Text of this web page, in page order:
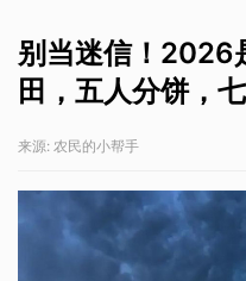
别当迷信！2026
田，五人分饼，
来源: 农民的小帮手